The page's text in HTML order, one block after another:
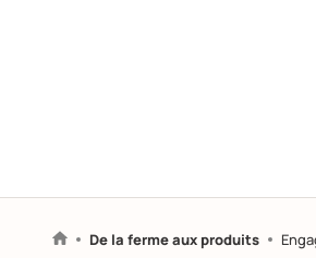
De la ferme aux produits